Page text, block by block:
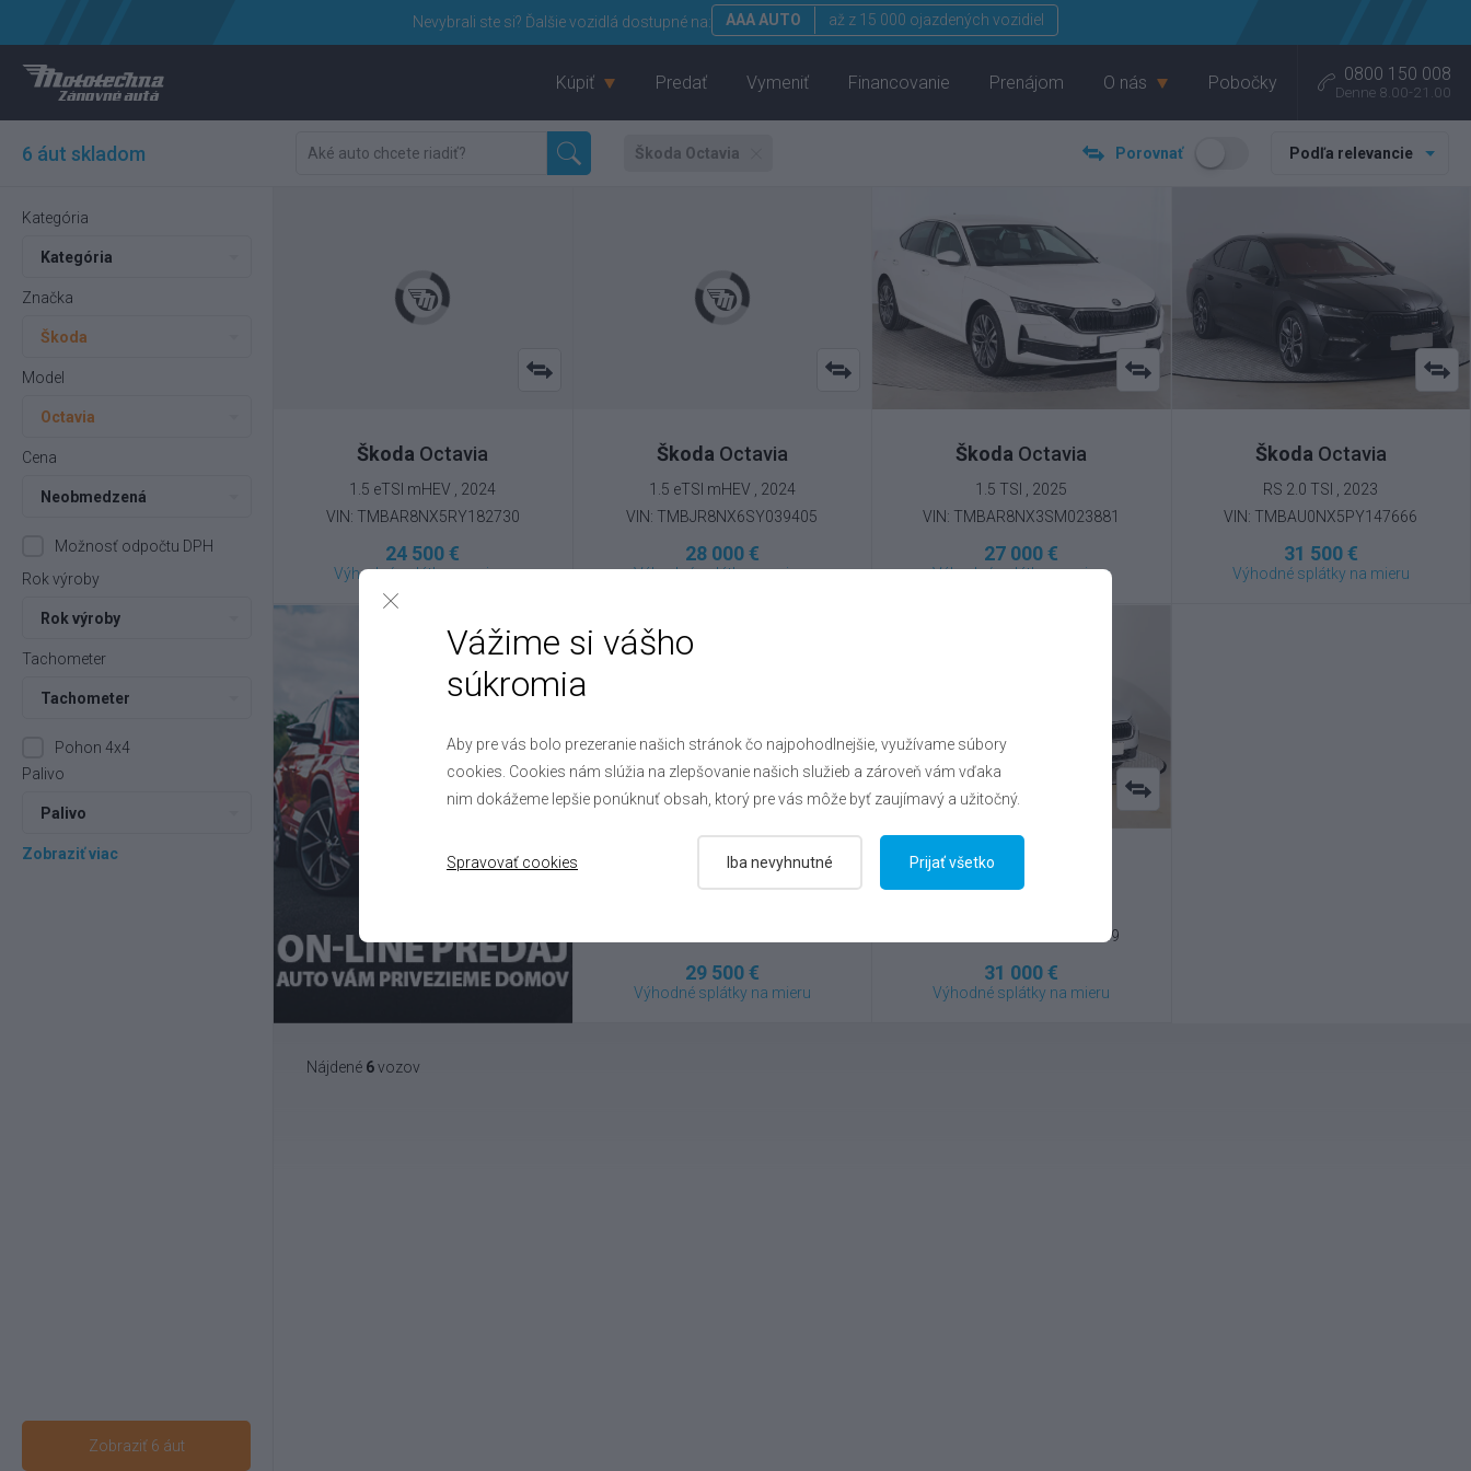
Nevybrali ste si? Ďalšie vozidlá dostupné na: AAA AUTO až z 15 000 ojazdených vozidiel
Kúpiť Predať Vymeniť Financovanie Prenájom O nás Pobočky 0800 150 008
Denne 8.00-21.00
6 áut skladom Škoda Octavia Porovnať Podľa relevancie
Zobraziť 6 áut
Kategória
Kategória
Značka
Škoda
Model
Octavia
Cena
Neobmedzená
Možnosť odpočtu DPH
Rok výroby
Rok výroby
Tachometer
Tachometer
Pohon 4x4
Palivo
Palivo
Zobraziť viac
Škoda Octavia
1.5 eTSI mHEV , 2024
VIN: TMBAR8NX5RY182730
24 500 €
Výhodné splátky na mieru
Škoda Octavia
1.5 eTSI mHEV , 2024
VIN: TMBJR8NX6SY039405
28 000 €
Výhodné splátky na mieru
Škoda Octavia
1.5 TSI , 2025
VIN: TMBAR8NX3SM023881
27 000 €
Výhodné splátky na mieru
Škoda Octavia
RS 2.0 TSI , 2023
VIN: TMBAU0NX5PY147666
31 500 €
Výhodné splátky na mieru
Octavia
29 500 €
Výhodné splátky na mieru
Škoda
VIN: TMBAR8NX9SM023349
31 000 €
Výhodné splátky na mieru
Nájdené 6vozov
Vážime si vášho
súkromia
Aby pre vás bolo prezeranie našich stránok čo najpohodlnejšie, využívame súbory
cookies. Cookies nám slúžia na zlepšovanie našich služieb a zároveň vám vďaka
nim dokážeme lepšie ponúknuť obsah, ktorý pre vás môže byť zaujímavý a užitočný.
Spravovať cookies Iba nevyhnutné Prijať všetko